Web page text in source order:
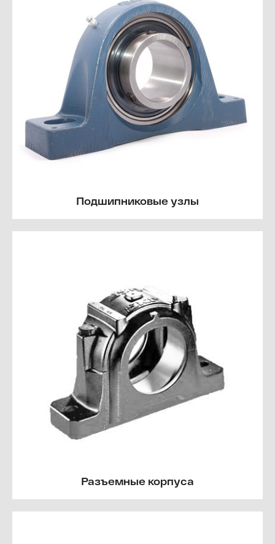
Подшипниковые узлы
Разъемные корпуса